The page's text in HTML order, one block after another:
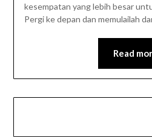
kesempatan yang lebih besar
Pergi ke depan dan memulailah
Read